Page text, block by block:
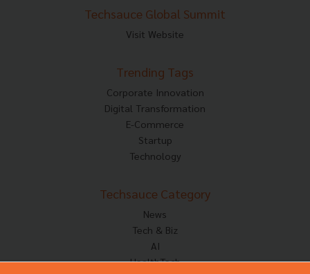
Techsauce Global Summit
Visit Website
Trending Tags
Corporate Innovation
Digital Transformation
E-Commerce
Startup
Technology
Techsauce Category
News
Tech & Biz
AI
HealthTech